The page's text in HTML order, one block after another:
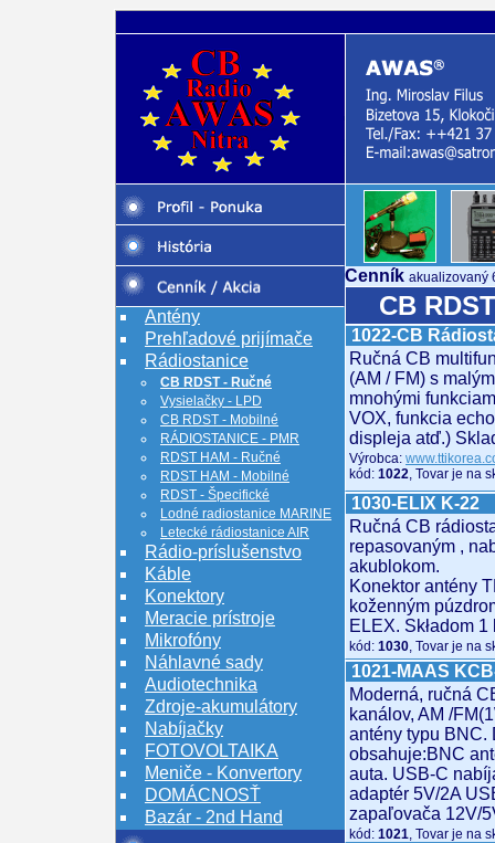
Antény
Prehľadové prijímače
Rádiostanice
CB RDST - Ručné
Vysielačky - LPD
CB RDST - Mobilné
RÁDIOSTANICE - PMR
RDST HAM - Ručné
RDST HAM - Mobilné
RDST - Špecifické
Lodné radiostanice MARINE
Letecké rádiostanice AIR
Rádio-príslušenstvo
Káble
Konektory
Meracie prístroje
Mikrofóny
Náhlavné sady
Audiotechnika
Zdroje-akumulátory
Nabíjačky
FOTOVOLTAIKA
Meniče - Konvertory
DOMÁCNOSŤ
Bazár - 2nd Hand
Cenník akualizovaný
CB
1022-CB
Ručná CB
(AM / FM) s
mnohými
VOX, funkcia
displeja atď.)
Výrobca:
kód: 1022, Tovar je na
1030-ELIX K-22
Ručná CB
repasovaným ,
akublokom.
Konektor antény
koženným
ELEX. Składom 1
kód: 1030, Tovar je na
1021-MAAS
Moderná, ručná
kanálov, AM /
antény typu BNC.
obsahuje:BNC
auta. USB-C
adaptér 5V/2A
zapaľovača 12V/
kód: 1021, Tovar je na